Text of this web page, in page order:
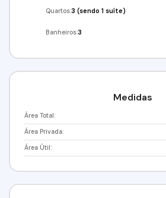
Quartos:3 (sendo 1 suíte)
Banheiros:3
Medidas
Área Total:
Área Privada:
Área Útil: